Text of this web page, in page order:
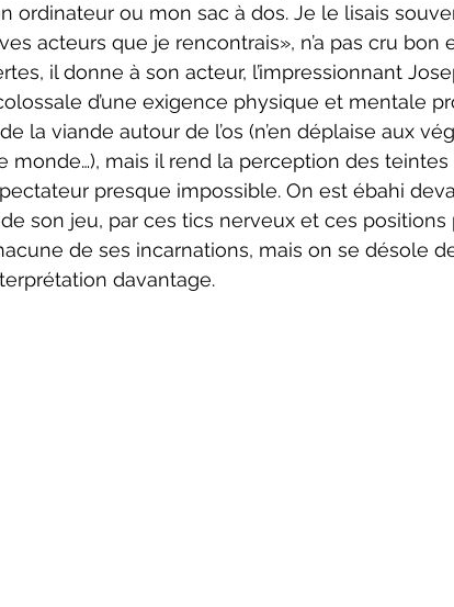
ordinateur ou mon sac à dos. Je le lisais
acteurs que je rencontrais», n’a pas cru bon
il donne à son acteur, l’impressionnant
d’une exigence physique et mentale
la viande autour de l’os (n’en déplaise aux
monde…), mais il rend la perception des
presque impossible. On est ébahi
son jeu, par ces tics nerveux et ces
de ses incarnations, mais on se désole
davantage.